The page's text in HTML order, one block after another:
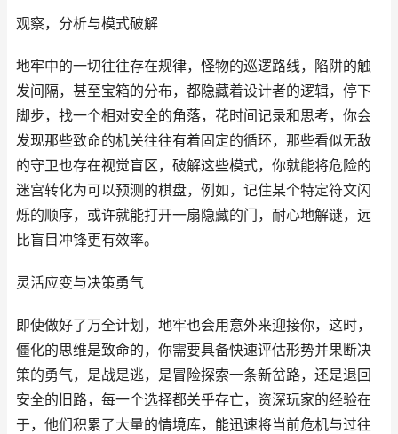
观察，分析与模式破解
地牢中的一切往往存在规律，怪物的巡逻路线，陷阱的触
发间隔，甚至宝箱的分布，都隐藏着设计者的逻辑，停下
脚步，找一个相对安全的角落，花时间记录和思考，你会
发现那些致命的机关往往有着固定的循环，那些看似无敌
的守卫也存在视觉盲区，破解这些模式，你就能将危险的
迷宫转化为可以预测的棋盘，例如，记住某个特定符文闪
烁的顺序，或许就能打开一扇隐藏的门，耐心地解谜，远
比盲目冲锋更有效率。
灵活应变与决策勇气
即使做好了万全计划，地牢也会用意外来迎接你，这时，
僵化的思维是致命的，你需要具备快速评估形势并果断决
策的勇气，是战是逃，是冒险探索一条新岔路，还是退回
安全的旧路，每一个选择都关乎存亡，资深玩家的经验在
于，他们积累了大量的情境库，能迅速将当前危机与过往